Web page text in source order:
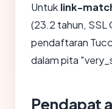
Untuk link-
(23.2 tahun, SSL
pendaftaran
dalam pita
Pendapat